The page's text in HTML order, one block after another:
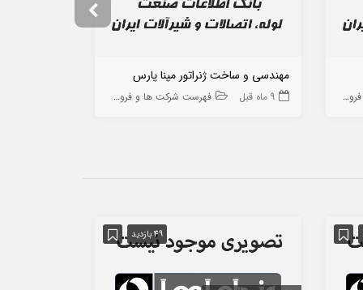
ها
مهندسی و ساخت ژنراتور مپنا پارس
9 ماه قبل فهرست شرکت ها و فروشگاه ها
49 بازدید